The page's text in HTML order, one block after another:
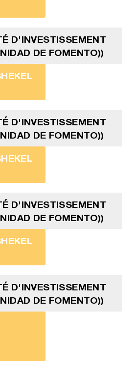
D'INVESTISSEMENT
DE FOMENTO))
D'INVESTISSEMENT
DE FOMENTO))
D'INVESTISSEMENT
DE FOMENTO))
D'INVESTISSEMENT
DE FOMENTO))